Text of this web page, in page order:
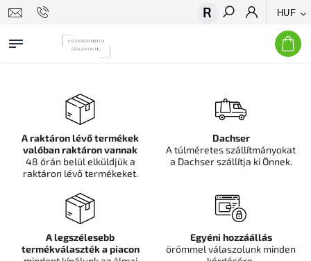
HUF
Keresés
A raktáron lévő termékek
valóban raktáron vannak
48 órán belül elküldjük a
raktáron lévő termékeket.
Dachser
A túlméretes szállítmányokat
a Dachser szállítja ki Önnek.
A legszélesebb
termékválaszték a piacon
Egyéni hozzáállás
örömmel válaszolunk minden